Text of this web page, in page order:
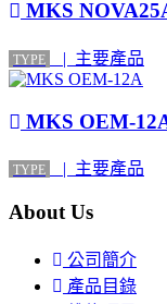
MKS
TYPE | 主要產品
MKS OEM-
TYPE | 主要產品
About Us
公司簡介
產品目錄